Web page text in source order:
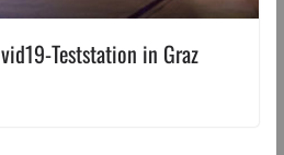
Teststation in Graz